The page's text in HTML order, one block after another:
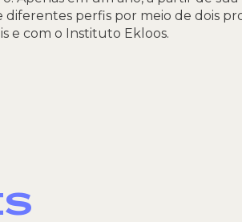
perfis por meio de dois
e com o Instituto Ekloos.